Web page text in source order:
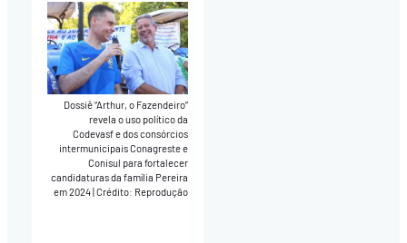
Dossiê “Arthur, o Fazendeiro”
revela o uso político da
Codevasf e dos consórcios
intermunicipais Conagreste e
Conisul para fortalecer
candidaturas da família Pereira
em 2024 Crédito: Reprodução